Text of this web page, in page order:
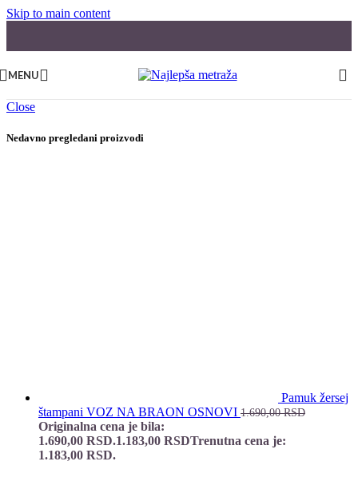
Skip to main content
MENU
Close
Nedavno pregledani proizvodi
Pamuk žersej
štampani VOZ NA BRAON OSNOVI 1.690,00RSD
Originalna cena je bila:
1.690,00 RSD.1.183,00 RSDTrenutna cena je:
1.183,00 RSD.